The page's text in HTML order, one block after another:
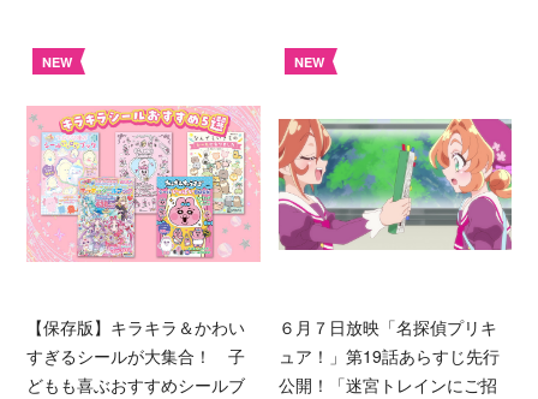
NEW
【保存版】キラキラ＆かわい
すぎるシールが大集合！ 子
どもも喜ぶおすすめシールブ
NEW
６月７日放映「名探偵プリキ
ュア！」第19話あらすじ先行
公開！「迷宮トレインにご招